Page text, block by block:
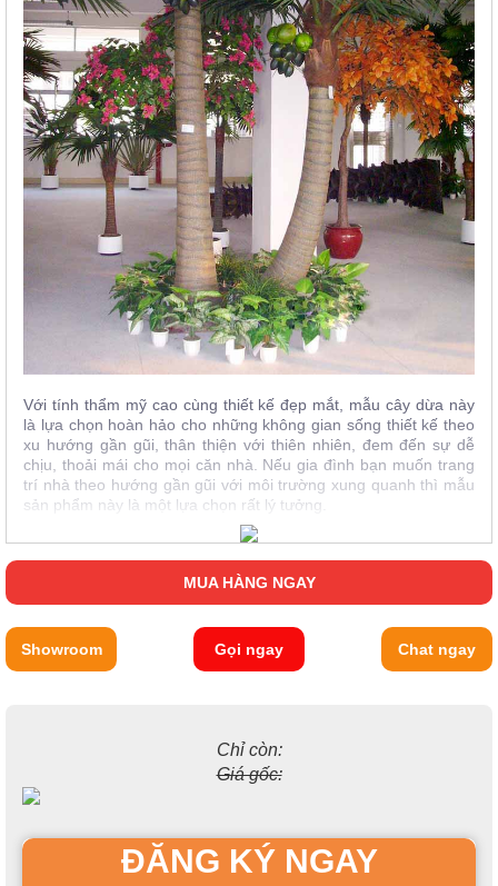
Với tính thẩm mỹ cao cùng thiết kế đẹp mắt, mẫu cây dừa này
là lựa chọn hoàn hảo cho những không gian sống thiết kế theo
xu hướng gần gũi, thân thiện với thiên nhiên, đem đến sự dễ
chịu, thoải mái cho mọi căn nhà. Nếu gia đình bạn muốn trang
trí nhà theo hướng gần gũi với môi trường xung quanh thì mẫu
sản phẩm này là một lựa chọn rất lý tưởng.
MUA HÀNG NGAY
Showroom Gọi ngay Chat ngay
Chỉ còn:
Giá gốc:
ĐĂNG KÝ NGAY